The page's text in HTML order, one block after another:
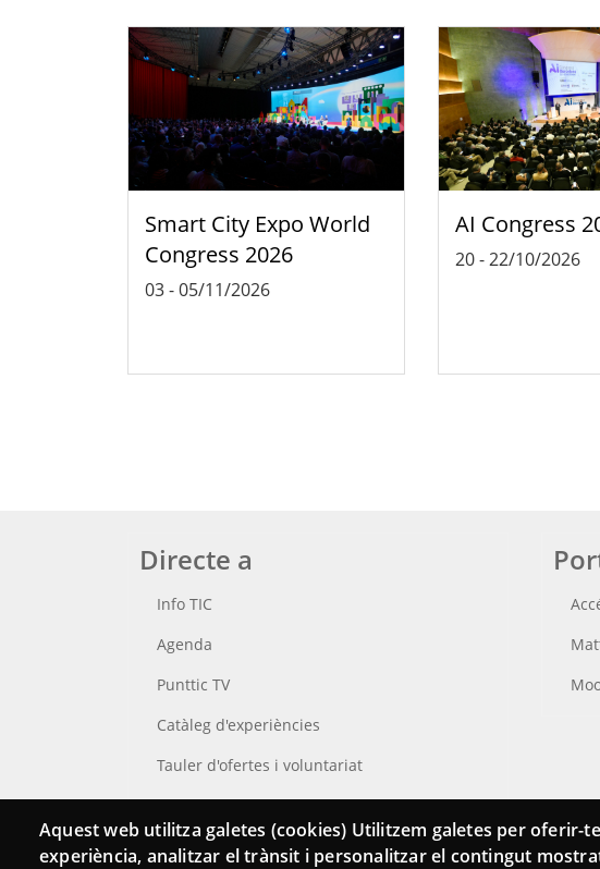
Smart City Expo World
Congress 2026
03-05/11/2026
AI Congress
20-22/10/2026
Directe a
Info TIC
Agenda
Punttic TV
Catàleg d'experiències
Tauler d'ofertes i voluntariat
Cerca el teu Punt TIC
Aquest web utilitza galetes (cookies) Utilitzem galetes per oferir-
experiència, analitzar el trànsit i personalitzar el contingut